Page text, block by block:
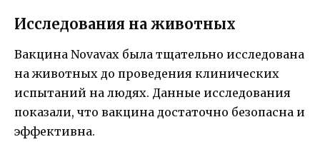
Исследования на животных
Вакцина Novavax была тщательно исследована
на животных до проведения клинических
испытаний на людях. Данные исследования
показали, что вакцина достаточно безопасна и
эффективна.